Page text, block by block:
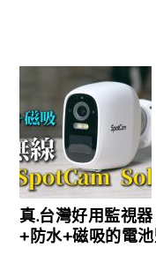
真.台灣好用監視
+防水+磁吸的電